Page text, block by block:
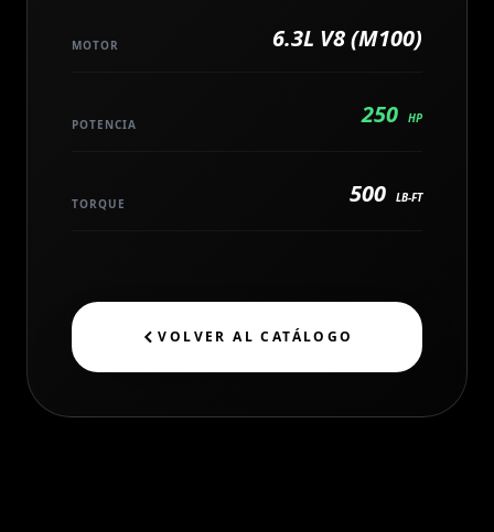
MOTOR 6.3L V8 (M100)
POTENCIA 250 HP
TORQUE 500 LB-FT
VOLVER AL CATÁLOGO